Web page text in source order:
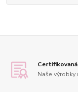
Naše